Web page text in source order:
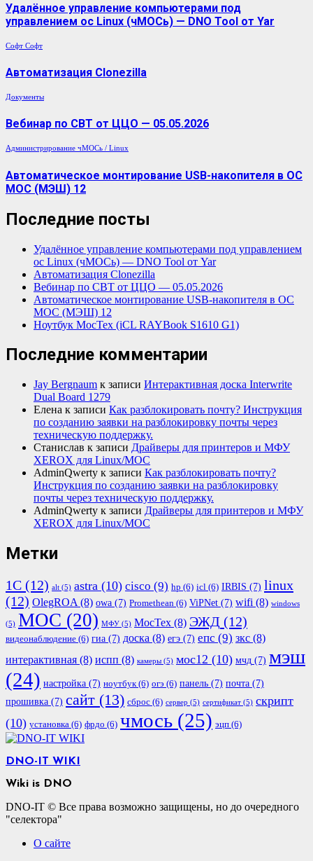
Удалённое управление компьютерами под
управлением ос Linux (чМОСь) — DNO Tool от Yar
Софт Софт
Автоматизация Clonezilla
Документы
Вебинар по СВТ от ЦЦО — 05.05.2026
Администрирование чМОСь / Linux
Автоматическое монтирование USB-накопителя в ОС
МОС (МЭШ) 12
Последние посты
Удалённое управление компьютерами под управлением
ос Linux (чМОСь) — DNO Tool от Yar
Автоматизация Clonezilla
Вебинар по СВТ от ЦЦО — 05.05.2026
Автоматическое монтирование USB-накопителя в ОС
МОС (МЭШ) 12
Ноутбук МосТех (iCL RAYBook S1610 G1)
Последние комментарии
Jay Bergnaum к записи Интерактивная доска Interwrite
Dual Board 1279
Елена к записи Как разблокировать почту? Инструкция
по созданию заявки на разблокировку почты через
техническую поддержку.
Станислав к записи Драйверы для принтеров и МФУ
XEROX для Linux/МОС
AdminQwerty к записи Как разблокировать почту?
Инструкция по созданию заявки на разблокировку
почты через техническую поддержку.
AdminQwerty к записи Драйверы для принтеров и МФУ
XEROX для Linux/МОС
Метки
1С (12) alt (5) astra (10) cisco (9) hp (6) icl (6) IRBIS (7) linux
(12) OlegROA (8) owa (7) Promethean (6) ViPNet (7) wifi (8) windows
(5) МОС (20) МФУ (5) МосТех (8) ЭЖД (12)
видеонаблюдение (6) гиа (7) доска (8) егэ (7) епс (9) зкс (8)
интерактивная (8) испп (8) камеры (5) мос12 (10) мчд (7) мэш
(24) настройка (7) ноутбук(6) огэ (6) панель (7) почта (7)
прошивка (7) сайт (13) сброс (6) сервер (5) сертификат (5) скрипт
(10) установка (6) фрдо (6) чмось (25) эцп (6)
DNO-IT WIKI
Wiki is DNO
DNO-IT © Все права возможно защищены, но до очередного
"селектора"
О сайте